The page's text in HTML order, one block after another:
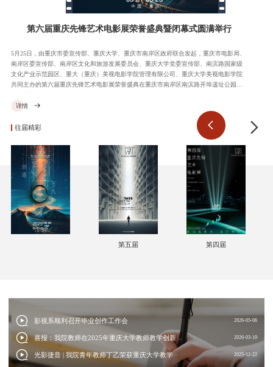
第六届重庆先锋艺术电影展荣誉盛典暨闭幕式圆满举行
5月25日，由重庆市委宣传部、重庆大学、重庆市南岸区政府联合发起，重庆市电影局、
南岸区委宣传部、南岸区文化和旅游发展委员会、重庆大学党委宣传部、南滨路国家级
文化产业示范园区、重大（重庆）美视电影学院管理有限公司、重庆大学美视电影学院
共同主办的第六届重庆先锋艺术电影展荣誉盛典在重庆市南岸区南滨路开埠遗址公园千
详情
往届精彩
第五届 第四届
第五届 第四届
影视系顺利召开毕业创作工作会 2026-05-06
喜报：我院教师在2025年重庆大学教师教学创新大赛中斩获佳绩 2026-03-19
光影捷音 | 我院青年教师丁乙荣获重庆大学教学比赛三等奖 2025-12-22